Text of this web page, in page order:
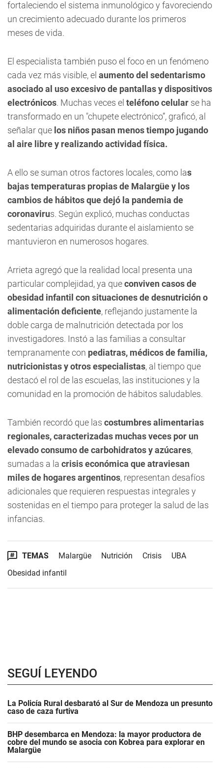
fortaleciendo el sistema inmunológico y favoreciendo
un crecimiento adecuado durante los primeros
meses de vida.
El especialista también puso el foco en un fenómeno
cada vez más visible, el aumento del sedentarismo
asociado al uso excesivo de pantallas y dispositivos
electrónicos. Muchas veces el teléfono celular se ha
transformado en un "chupete electrónico”, graficó, al
señalar que los niños pasan menos tiempo jugando
al aire libre y realizando actividad física.
A ello se suman otros factores locales, como las
bajas temperaturas propias de Malargüe y los
cambios de hábitos que dejó la pandemia de
coronavirus. Según explicó, muchas conductas
sedentarias adquiridas durante el aislamiento se
mantuvieron en numerosos hogares.
Arrieta agregó que la realidad local presenta una
particular complejidad, ya queconviven casos de
obesidad infantil con situaciones de desnutrición o
alimentación deficiente, reflejando justamente la
doble carga de malnutrición detectada por los
investigadores. Instó a las familias a consultar
tempranamente con pediatras, médicos de familia,
nutricionistas y otros especialistas, al tiempo que
destacó el rol de las escuelas, las instituciones y la
comunidad en la promoción de hábitos saludables.
También recordó que las costumbres alimentarias
regionales, caracterizadas muchas veces por un
elevado consumo de carbohidratos y azúcares,
sumadas a la crisis económica que atraviesan
miles de hogares argentinos, representan desafíos
adicionales que requieren respuestas integrales y
sostenidas en el tiempo para proteger la salud de las
infancias.
TEMAS Malargüe Nutrición Crisis
UBA
Obesidad infantil
SEGUÍ LEYENDO
La Policía Rural desbarató al Sur de Mendoza un presunto
caso de caza furtiva
BHP desembarca en Mendoza: la mayor productora de
cobre del mundo se asocia con Kobrea para explorar en
Malargüe